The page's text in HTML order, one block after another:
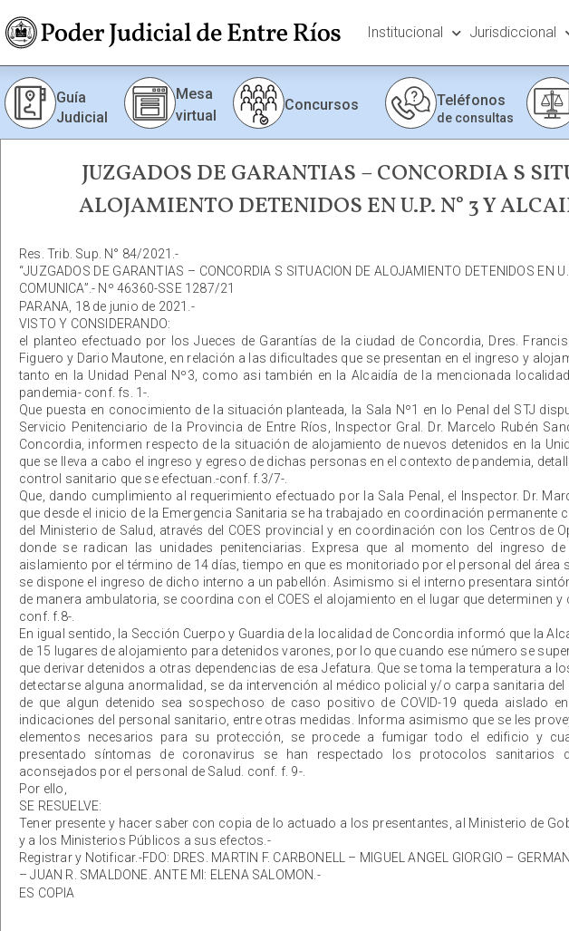
Institucional Jurisdiccional
Guía
Judicial
Mesa
virtual
Concursos Teléfonos
de consultas
JUZGADOS DE GARANTIAS – CONCORDIA S
ALOJAMIENTO DETENIDOS EN U.P. N° 3 Y
Res. Trib. Sup. N° 84/2021.-
“JUZGADOS DE GARANTIAS – CONCORDIA S SITUACION DE ALOJAMIENTO DETENIDOS EN
COMUNICA”.- Nº 46360-SSE 1287/21
PARANA, 18 de junio de 2021.-
VISTO Y CONSIDERANDO:
el planteo efectuado por los Jueces de Garantías de la ciudad de Concordia, Dres.
Figuero y Dario Mautone, en relación a las dificultades que se presentan en el ingreso y
tanto en la Unidad Penal Nº3, como asi también en la Alcaidía de la mencionada
pandemia- conf. fs. 1-.
Que puesta en conocimiento de la situación planteada, la Sala Nº1 en lo Penal del STJ
Servicio Penitenciario de la Provincia de Entre Ríos, Inspector Gral. Dr. Marcelo Rubén
Concordia, informen respecto de la situación de alojamiento de nuevos detenidos en la
que se lleva a cabo el ingreso y egreso de dichas personas en el contexto de pandemia,
control sanitario que se efectuan.-conf. f.3/7-.
Que, dando cumplimiento al requerimiento efectuado por la Sala Penal, el Inspector. Dr.
que desde el inicio de la Emergencia Sanitaria se ha trabajado en coordinación permanente
del Ministerio de Salud, através del COES provincial y en coordinación con los Centros de
donde se radican las unidades penitenciarias. Expresa que al momento del ingreso
aislamiento por el término de 14 días, tiempo en que es monitoriado por el personal del área
se dispone el ingreso de dicho interno a un pabellón. Asimismo si el interno presentara
de manera ambulatoria, se coordina con el COES el alojamiento en el lugar que determinen
conf. f.8-.
En igual sentido, la Sección Cuerpo y Guardia de la localidad de Concordia informó que la
de 15 lugares de alojamiento para detenidos varones, por lo que cuando ese número se
que derivar detenidos a otras dependencias de esa Jefatura. Que se toma la temperatura a
detectarse alguna anormalidad, se da intervención al médico policial y/o carpa sanitaria
de que algun detenido sea sospechoso de caso positivo de COVID-19 queda aislado
indicaciones del personal sanitario, entre otras medidas. Informa asimismo que se les
elementos necesarios para su protección, se procede a fumigar todo el edificio y
presentado síntomas de coronavirus se han respectado los protocolos sanitarios
aconsejados por el personal de Salud. conf. f. 9-.
Por ello,
SE RESUELVE:
Tener presente y hacer saber con copia de lo actuado a los presentantes, al Ministerio de
y a los Ministerios Públicos a sus efectos.-
Registrar y Notificar.-FDO: DRES. MARTIN F. CARBONELL – MIGUEL ANGEL GIORGIO –
– JUAN R. SMALDONE. ANTE MI: ELENA SALOMON.-
ES COPIA